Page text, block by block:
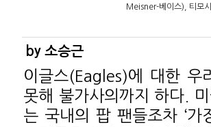
Meisner-베이스), 티모
by 소승근
이글스(Eagles)에 대한 우
못해 불가사의까지 하다.
는 국내의 팝 팬들조차 ‘가